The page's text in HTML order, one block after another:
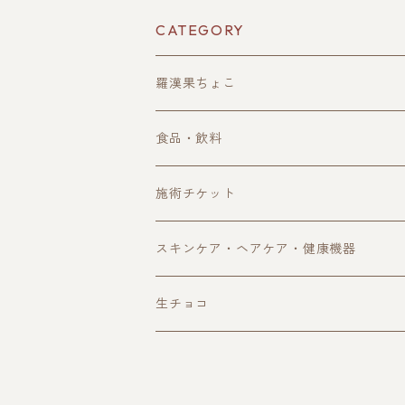
CATEGORY
羅漢果ちょこ
単品購入
定期購入
ギフトボックス
アウトレット
食品・飲料
珈琲・ノンカフェイン珈琲
ハーブティー
自然食品
施術チケット
スキンケア・ヘアケア・健康機器
オイル・スキンケア用品
生チョコ